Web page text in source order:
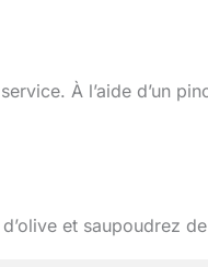
À l’aide d’un
et saupoudrez